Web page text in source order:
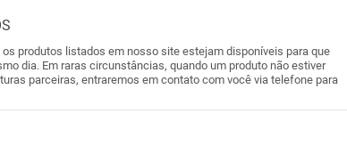
produtos listados em nosso site estejam disponíveis para que
dia. Em raras circunstâncias, quando um produto não estiver
parceiras, entraremos em contato com você via telefone para